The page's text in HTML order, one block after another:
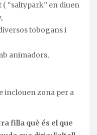
“saltypark” en diuen
tobogans i
animadors,
inclouen zona per a
filla què és el que